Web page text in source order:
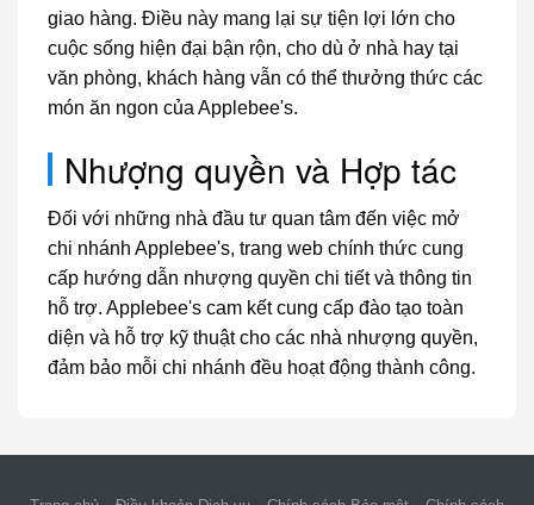
giao hàng. Điều này mang lại sự tiện lợi lớn cho
cuộc sống hiện đại bận rộn, cho dù ở nhà hay tại
văn phòng, khách hàng vẫn có thể thưởng thức các
món ăn ngon của Applebee's.
Nhượng quyền và Hợp tác
Đối với những nhà đầu tư quan tâm đến việc mở
chi nhánh Applebee's, trang web chính thức cung
cấp hướng dẫn nhượng quyền chi tiết và thông tin
hỗ trợ. Applebee's cam kết cung cấp đào tạo toàn
diện và hỗ trợ kỹ thuật cho các nhà nhượng quyền,
đảm bảo mỗi chi nhánh đều hoạt động thành công.